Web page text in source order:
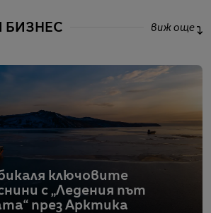
БИЗНЕС виж още
ключовите
с „Ледения път
през Арктика